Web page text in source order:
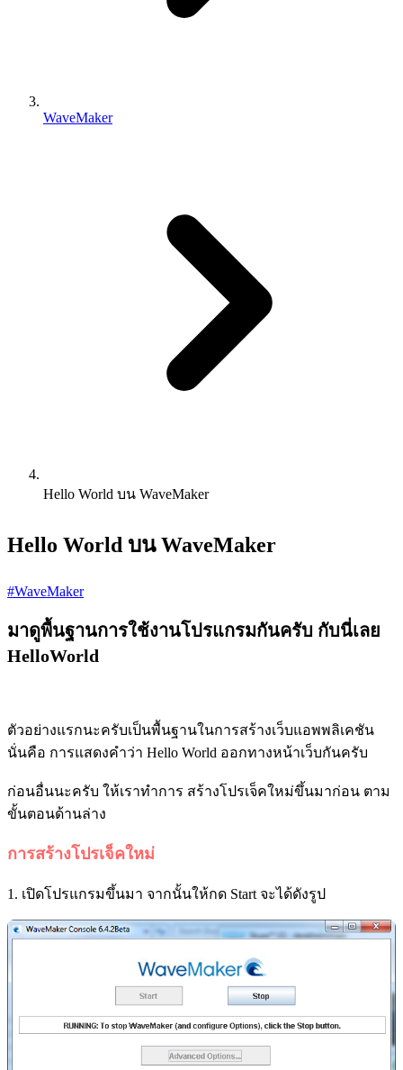
WaveMaker
Hello World บน WaveMaker
Hello World บน WaveMaker
#WaveMaker
มาดูพื้นฐานการใช้งานโปรแกรมกันครับ กับนี่เลย
HelloWorld
ตัวอย่างแรกนะครับเป็นพื้นฐานในการสร้างเว็บแอพพลิเคชัน
นั่นคือ การแสดงคำว่า Hello World ออกทางหน้าเว็บกันครับ
ก่อนอื่นนะครับ ให้เราทำการ สร้างโปรเจ็คใหม่ขึ้นมาก่อน ตาม
ขั้นตอนด้านล่าง
การสร้างโปรเจ็คใหม่
1. เปิดโปรแกรมขึ้นมา จากนั้นให้กด Start จะได้ดังรูป